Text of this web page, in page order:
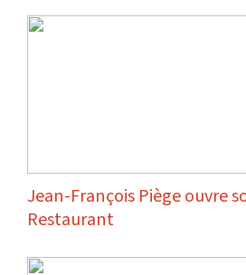
Jean-François Piège ouvre
Restaurant